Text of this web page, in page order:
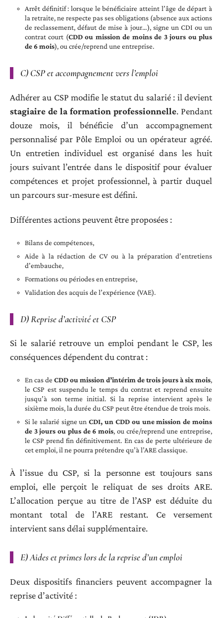
Arrêt définitif : lorsque le bénéficiaire atteint l’âge de départ à
la retraite, ne respecte pas ses obligations (absence aux actions
de reclassement, défaut de mise à jour…), signe un CDI ou un
contrat court (CDD ou mission de moins de 3 jours ou plus
de 6 mois), ou crée/reprend une entreprise.
C) CSP et accompagnement vers l’emploi
Adhérer au CSP modifie le statut du salarié : il devient
stagiaire de la formation professionnelle. Pendant
douze mois, il bénéficie d’un accompagnement
personnalisé par Pôle Emploi ou un opérateur agréé.
Un entretien individuel est organisé dans les huit
jours suivant l’entrée dans le dispositif pour évaluer
compétences et projet professionnel, à partir duquel
un parcours sur-mesure est défini.
Différentes actions peuvent être proposées :
Bilans de compétences,
Aide à la rédaction de CV ou à la préparation d’entretiens
d’embauche,
Formations ou périodes en entreprise,
Validation des acquis de l’expérience (VAE).
D) Reprise d’activité et CSP
Si le salarié retrouve un emploi pendant le CSP, les
conséquences dépendent du contrat :
En cas de CDD ou mission d’intérim de trois jours à six mois,
le CSP est suspendu le temps du contrat et reprend ensuite
jusqu’à son terme initial. Si la reprise intervient après le
sixième mois, la durée du CSP peut être étendue de trois mois.
Si le salarié signe unCDI, un CDD ou une mission de moins
de 3 jours ou plus de 6 mois, ou crée/reprend une entreprise,
le CSP prend fin définitivement. En cas de perte ultérieure de
cet emploi, il ne pourra prétendre qu’à l’ARE classique.
À l’issue du CSP, si la personne est toujours sans
emploi, elle perçoit le reliquat de ses droits ARE.
L’allocation perçue au titre de l’ASP est déduite du
montant total de l’ARE restant. Ce versement
intervient sans délai supplémentaire.
E) Aides et primes lors de la reprise d’un emploi
Deux dispositifs financiers peuvent accompagner la
reprise d’activité :